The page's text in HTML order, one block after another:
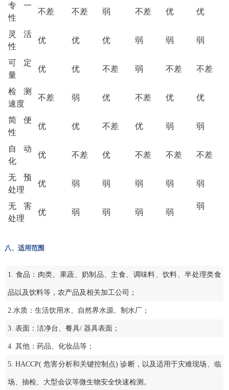
专一
性
不差 不差 弱 不差 优 优
灵活
性
优 优 优 弱 弱 弱
可定
量
优 优 不差 弱 不差 不差
检测
速度
不差 弱 优 不差 优 优
简便
性
优 优 不差 优 弱 弱
自动
化
优 不差 优 不差 不差 不差
无预
处理
优 弱 弱 弱 弱 弱
无害
处理
优 弱 弱 弱 弱
弱
八、适用范围
1. 食品：肉类、果蔬、奶制品、主食、调味料、饮料、半处理类食
品以及饮料等，农产品及相关加工公司；
2.水质：生活饮用水、自然界水源、制水厂；
3. 表面：洁净台、餐具/ 器具表面；
4. 其他：药品、化妆品等；
5. HACCP( 危害分析和关键控制点) 诊断，以及适用于灾难现场、临
场、抽检、大型会议等微生物安全快速检测。